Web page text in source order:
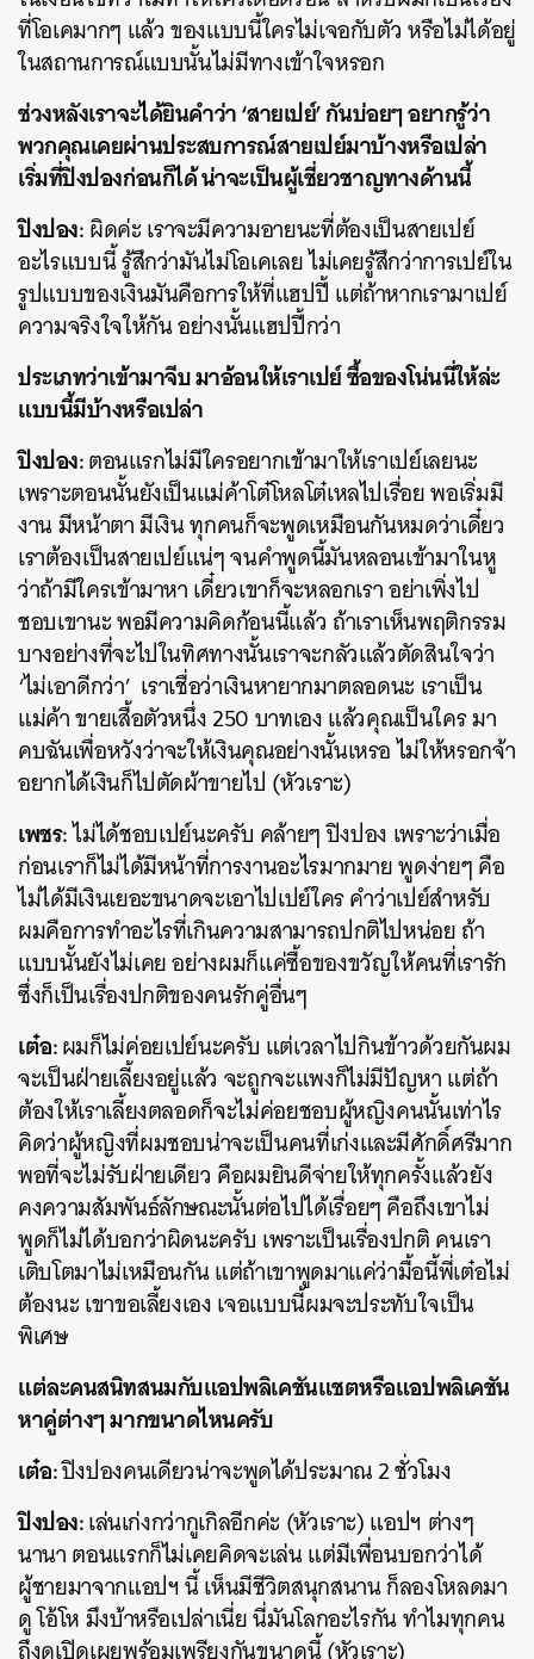
ที่โอเคมากๆ แล้ว ของแบบนี้ใครไม่เจอกับตัว หรือไม่ได้อยู่
ในสถานการณ์แบบนั้นไม่มีทางเข้าใจหรอก
ช่วงหลังเราจะได้ยินคำว่า ‘สายเปย์’ กันบ่อยๆ อยากรู้ว่า
พวกคุณเคยผ่านประสบการณ์สายเปย์มาบ้างหรือเปล่า
เริ่มที่ปิงปองก่อนก็ได้ น่าจะเป็นผู้เชี่ยวชาญทางด้านนี้
ปิงปอง:ผิดค่ะ เราจะมีความอายนะที่ต้องเป็นสายเปย์
อะไรแบบนี้ รู้สึกว่ามันไม่โอเคเลย ไม่เคยรู้สึกว่าการเปย์ใน
รูปแบบของเงินมันคือการให้ที่แฮปปี้ แต่ถ้าหากเรามาเปย์
ความจริงใจให้กัน อย่างนั้นแฮปปี้กว่า
ประเภทว่าเข้ามาจีบ มาอ้อนให้เราเปย์ ซื้อของโน่นนี่ให้ล่ะ
แบบนี้มีบ้างหรือเปล่า
ปิงปอง:ตอนแรกไม่มีใครอยากเข้ามาให้เราเปย์เลยนะ
เพราะตอนนั้นยังเป็นแม่ค้าโต๋โหลโต๋เหลไปเรื่อย พอเริ่มมี
งาน มีหน้าตา มีเงิน ทุกคนก็จะพูดเหมือนกันหมดว่าเดี๋ยว
เราต้องเป็นสายเปย์แน่ๆ จนคำพูดนี้มันหลอนเข้ามาในหู
ว่าถ้ามีใครเข้ามาหา เดี๋ยวเขาก็จะหลอกเรา อย่าเพิ่งไป
ชอบเขานะ พอมีความคิดก้อนนี้แล้ว ถ้าเราเห็นพฤติกรรม
บางอย่างที่จะไปในทิศทางนั้นเราจะกลัวแล้วตัดสินใจว่า
‘ไม่เอาดีกว่า’ เราเชื่อว่าเงินหายากมาตลอดนะ เราเป็น
แม่ค้า ขายเสื้อตัวหนึ่ง 250 บาทเอง แล้วคุณเป็นใคร มา
คบฉันเพื่อหวังว่าจะให้เงินคุณอย่างนั้นเหรอ ไม่ให้หรอกจ้า
อยากได้เงินก็ไปตัดผ้าขายไป (หัวเราะ)
เพชร:ไม่ได้ชอบเปย์นะครับ คล้ายๆ ปิงปอง เพราะว่าเมื่อ
ก่อนเราก็ไม่ได้มีหน้าที่การงานอะไรมากมาย พูดง่ายๆ คือ
ไม่ได้มีเงินเยอะขนาดจะเอาไปเปย์ใคร คำว่าเปย์สำหรับ
ผมคือการทำอะไรที่เกินความสามารถปกติไปหน่อย ถ้า
แบบนั้นยังไม่เคย อย่างผมก็แค่ซื้อของขวัญให้คนที่เรารัก
ซึ่งก็เป็นเรื่องปกติของคนรักคู่อื่นๆ
เต๋อ:ผมก็ไม่ค่อยเปย์นะครับ แต่เวลาไปกินข้าวด้วยกันผม
จะเป็นฝ่ายเลี้ยงอยู่แล้ว จะถูกจะแพงก็ไม่มีปัญหา แต่ถ้า
ต้องให้เราเลี้ยงตลอดก็จะไม่ค่อยชอบผู้หญิงคนนั้นเท่าไร
คิดว่าผู้หญิงที่ผมชอบน่าจะเป็นคนที่เก่งและมีศักดิ์ศรีมาก
พอที่จะไม่รับฝ่ายเดียว คือผมยินดีจ่ายให้ทุกครั้งแล้วยัง
คงความสัมพันธ์ลักษณะนั้นต่อไปได้เรื่อยๆ คือถึงเขาไม่
พูดก็ไม่ได้บอกว่าผิดนะครับ เพราะเป็นเรื่องปกติ คนเรา
เติบโตมาไม่เหมือนกัน แต่ถ้าเขาพูดมาแค่ว่ามื้อนี้พี่เต๋อไม่
ต้องนะ เขาขอเลี้ยงเอง เจอแบบนี้ผมจะประทับใจเป็น
พิเศษ
แต่ละคนสนิทสนมกับแอปพลิเคชันแชตหรือแอปพลิเคชัน
หาคู่ต่างๆ มากขนาดไหนครับ
เต๋อ:ปิงปองคนเดียวน่าจะพูดได้ประมาณ 2 ชั่วโมง
ปิงปอง:เล่นเก่งกว่ากูเกิลอีกค่ะ (หัวเราะ) แอปฯ ต่างๆ
นานา ตอนแรกก็ไม่เคยคิดจะเล่น แต่มีเพื่อนบอกว่าได้
ผู้ชายมาจากแอปฯ นี้ เห็นมีชีวิตสนุกสนาน ก็ลองโหลดมา
ดู โอ้โห มึงบ้าหรือเปล่าเนี่ย นี่มันโลกอะไรกัน ทำไมทุกคน